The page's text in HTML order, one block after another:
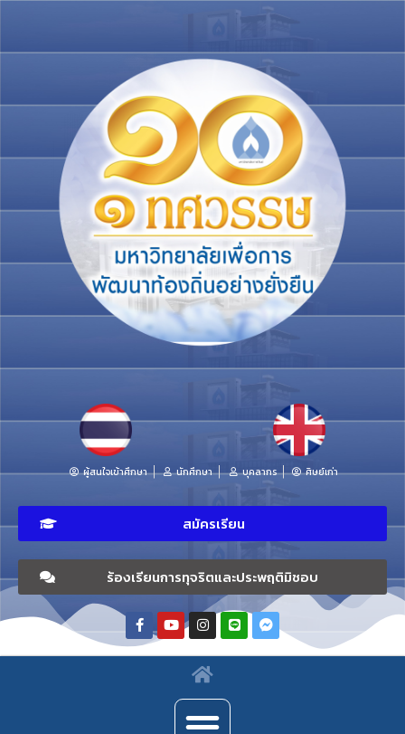
ผู้สนใจเข้าศึกษา นักศึกษา บุคลากร ศิษย์เก่า
สมัครเรียน
ร้องเรียนการทุจริตและประพฤติมิชอบ